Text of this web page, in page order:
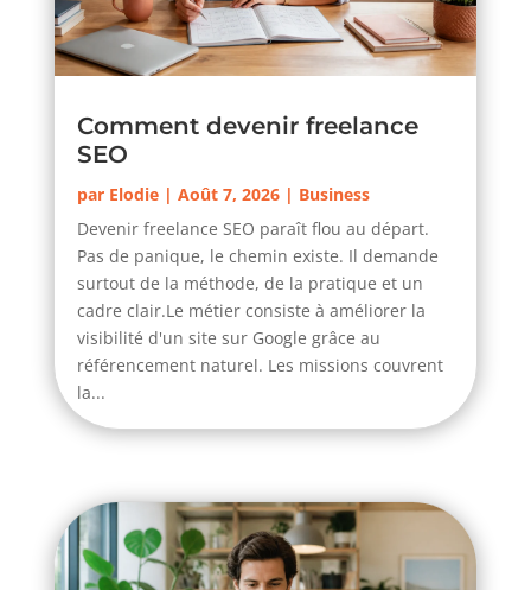
Comment devenir freelance
SEO
par Elodie| Août 7, 2026| Business
Devenir freelance SEO paraît flou au départ.
Pas de panique, le chemin existe. Il demande
surtout de la méthode, de la pratique et un
cadre clair.Le métier consiste à améliorer la
visibilité d'un site sur Google grâce au
référencement naturel. Les missions couvrent
la...